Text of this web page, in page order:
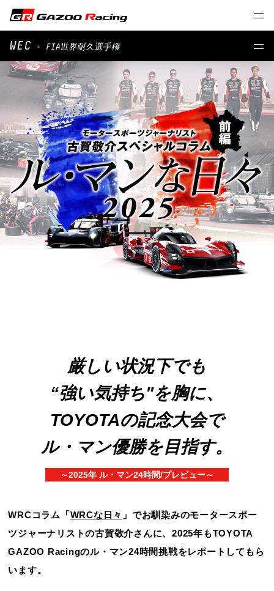
WEC - FIA世界耐久選⼿権
厳しい状況下でも
“強い気持ち"を胸に、
TOYOTAの記念大会で
ル・マン優勝を目指す。
～2025年 ル・マン24時間/プレビュー～
WRCコラム「WRCな日々 」でお馴染みのモータースポー
ツジャーナリストの古賀敬介さんに、2025年もTOYOTA
GAZOO Racingのル・マン24時間挑戦をレポートしてもら
います。